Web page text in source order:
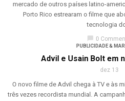
mercado de outros países latino-
Porto Rico estrearam o filme que
tecnologia
chat_bubble 0
PUBLICIDADE &
Advil e Usain Bolt em
dez 13
O novo filme de Advil chega à TV e às
três vezes recordista mundial. A